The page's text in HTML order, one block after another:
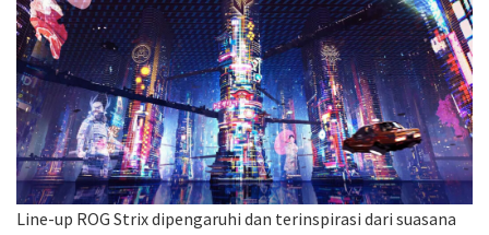
Line-up ROG Strix dipengaruhi dan terinspirasi dari suasana